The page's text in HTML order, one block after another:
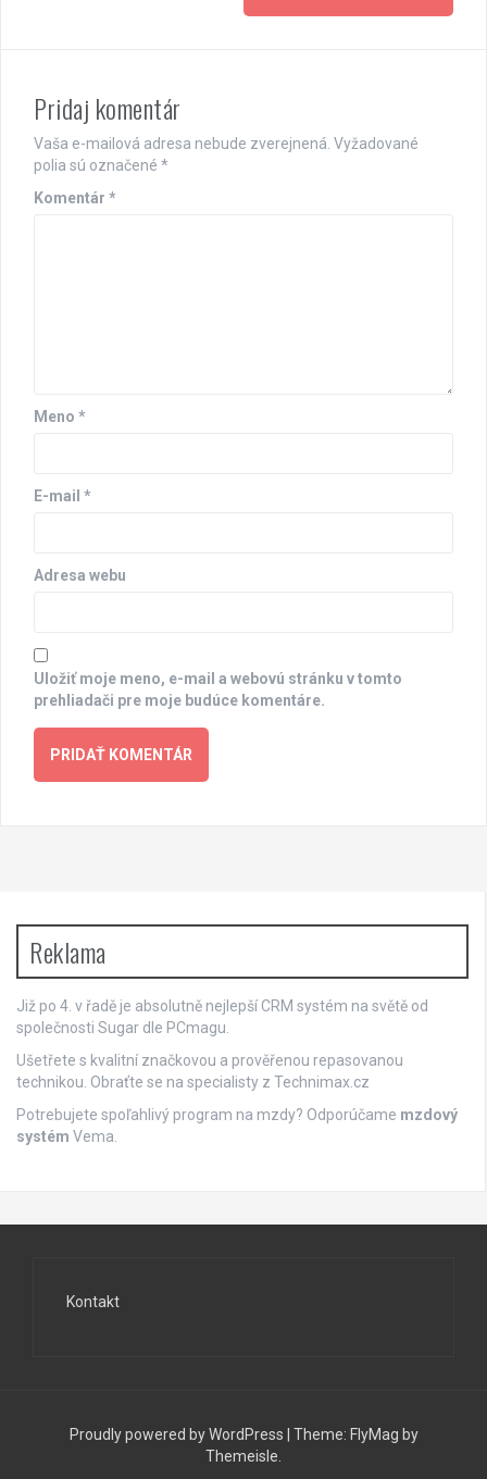
Pridaj komentár
Vaša e-mailová adresa nebude zverejnená. Vyžadované
polia sú označené *
Komentár *
Meno *
E-mail *
Adresa webu
Uložiť moje meno, e-mail a webovú stránku v tomto
prehliadači pre moje budúce komentáre.
Reklama
Již po 4. v řadě je absolutně nejlepší CRM systém na světě od
společnosti Sugar dle PCmagu.
Ušetřete s kvalitní značkovou a prověřenou repasovanou
technikou. Obraťte se na specialisty z Technimax.cz
Potrebujete spoľahlivý program na mzdy? Odporúčame mzdový
systém Vema.
Kontakt
Proudly powered by WordPress Theme: FlyMag by
Themeisle.